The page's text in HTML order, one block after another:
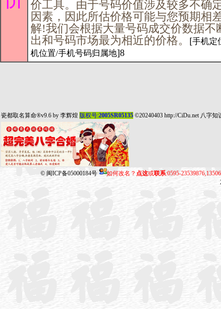
价工具。由于号码价值涉及较多不确
因素，因此所估价格可能与您预期相
解!我们会根据大量号码成交价数据不
出和号码市场最为相近的价格。
[手机定
机位置/手机号码归属地]8
瓷都取名算命®v9.6 by 李辉煌 版权号:2005SR05135 ©20240403 http://CiDu.net 八字知
© 闽ICP备05000184号 如何改名？ 点这或联系:0595-